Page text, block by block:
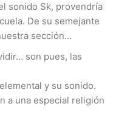
sonido Sk, provendría
De su semejante
sección…
son pues, las
y su sonido.
a una especial religión